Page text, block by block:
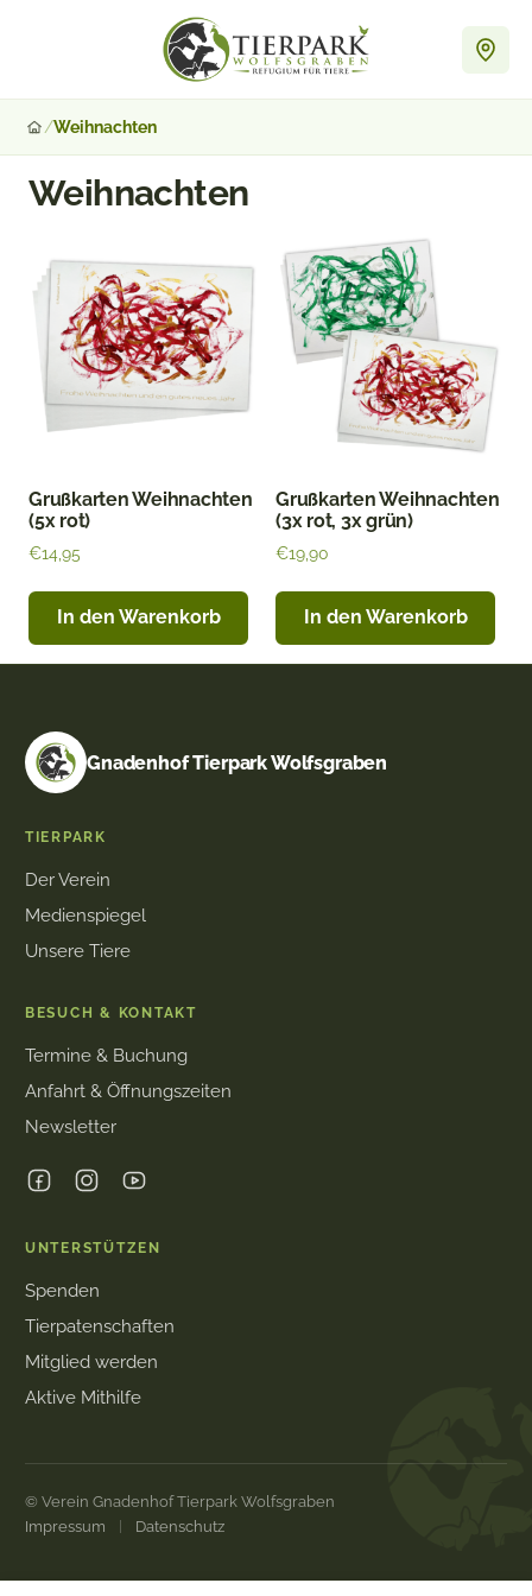
Startseite
/Weihnachten
Weihnachten
Grußkarten Weihnachten
(5x rot)
€14,95
In den Warenkorb
Grußkarten Weihnachten
(3x rot, 3x grün)
€19,90
In den Warenkorb
Gnadenhof Tierpark Wolfsgraben
TIERPARK
Der Verein
Medienspiegel
Unsere Tiere
BESUCH & KONTAKT
Termine & Buchung
Anfahrt & Öffnungszeiten
Newsletter
Facebook
Instagram
YouTube
UNTERSTÜTZEN
Spenden
Tierpatenschaften
Mitglied werden
Aktive Mithilfe
© Verein Gnadenhof Tierpark Wolfsgraben
Impressum
Datenschutz